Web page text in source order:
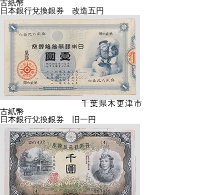
古紙幣
日本銀行兌換銀券 改造五円
千葉県木更津市
古紙幣
日本銀行兌換銀券 旧一円